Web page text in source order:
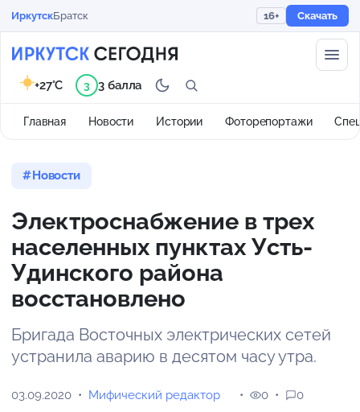
ИркутскБратск 16+ Скачать
Главная Новости Истории Фоторепортажи
+27°C 3 3 балла
Новости
Электроснабжение в трех
населенных пунктах Усть-
Удинского района
восстановлено
Бригада Восточных электрических сетей
устранила аварию в десятом часу утра.
03.09.2020 Мифический редактор 0 0